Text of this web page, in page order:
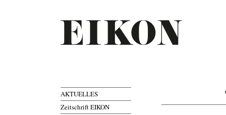
AKTUELLES
Zeitschrift EIKON